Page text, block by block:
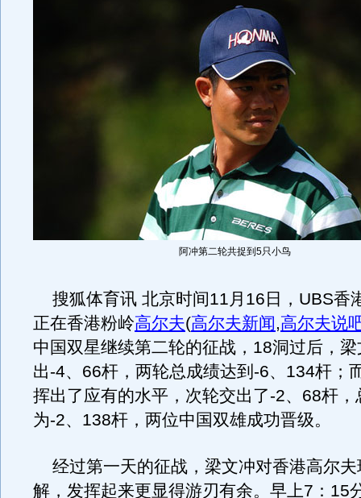
阿冲第二轮共捉到5只小鸟
搜狐体育讯 北京时间11月16日，UBS香
正在香港粉岭高尔夫(高尔夫新闻,高尔夫说
中国双星继续第二轮的征战，18洞过后，
出-4、66杆，两轮总成绩达到-6、134杆；
挥出了应有的水平，次轮交出了-2、68杆，
为-2、138杆，两位中国双雄成功晋级。
经过第一天的征战，梁文冲对香港高尔夫
解，发挥起来更显得游刃有余。早上7：15